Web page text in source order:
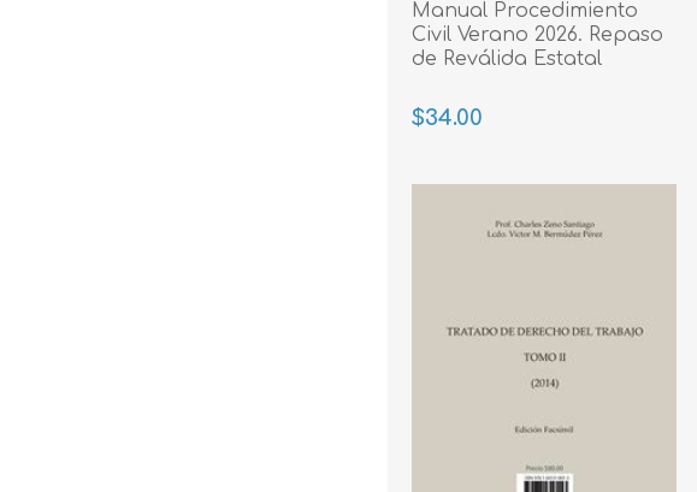
Manual Procedimiento
Civil Verano 2026. Repaso
de Reválida Estatal
$34.00